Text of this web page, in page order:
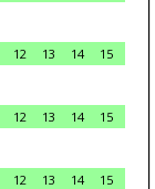
12 13 14
15
12 13 14
15
12 13 14
15